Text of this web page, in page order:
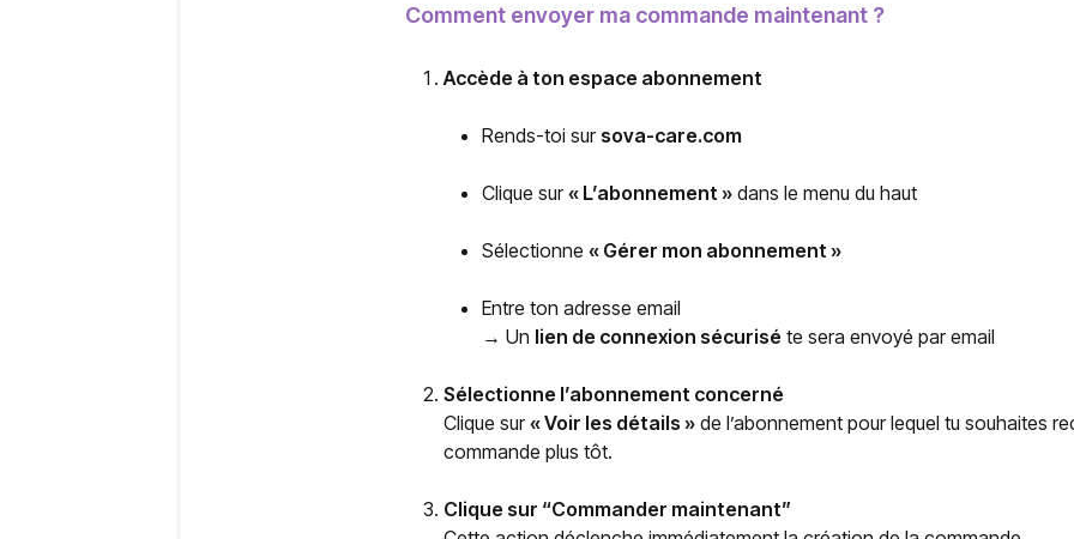
Comment envoyer ma commande maintenant ?
Accède à ton espace abonnement
Rends-toi sur sova-care.com
Clique sur« L’abonnement »dans le menu du haut
Sélectionne « Gérer mon abonnement »
Entre ton adresse email
→ Un lien de connexion sécurisé te sera envoyé par email
Sélectionne l’abonnement concerné
Clique sur« Voir les détails »de l’abonnement pour lequel tu souhaites
commande plus tôt.
Clique sur “Commander maintenant”